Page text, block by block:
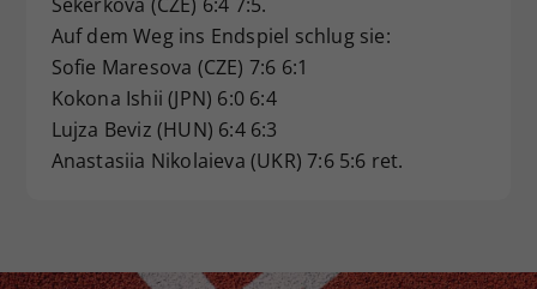
Auf dem Weg ins Endspiel schlug sie:
Sofie Maresova (CZE) 7:6 6:1
Kokona Ishii (JPN) 6:0 6:4
Lujza Beviz (HUN) 6:4 6:3
Anastasiia Nikolaieva (UKR) 7:6 5:6 ret.
Zweck
Dieser Wert speichert Ihre Consent-
Einstellungen. Unter anderem eine
zufällig generierte ID, für die
historische Speicherung Ihrer
vorgenommen Einstellungen, falls der
Webseiten-Betreiber dies eingestellt